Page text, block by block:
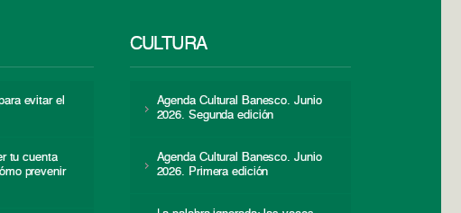
evitar el
tu cuenta
prevenir
CULTURA
Agenda Cultural Banesco. Junio
2026. Segunda edición
Agenda Cultural Banesco. Junio
2026. Primera edición